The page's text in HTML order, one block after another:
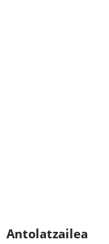
Antolatzailea